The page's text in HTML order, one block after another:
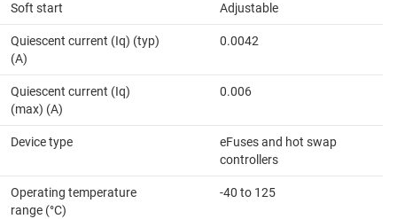
Soft start Adjustable
Quiescent current (Iq) (typ)
(A)
0.0042
Quiescent current (Iq)
(max) (A)
0.006
Device type
eFuses and hot swap
controllers
Operating temperature
range (°C)
-40 to 125